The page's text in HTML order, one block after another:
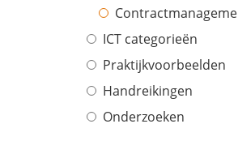
ICT categorieën
Praktijkvoorbeelden
Handreikingen
Onderzoeken